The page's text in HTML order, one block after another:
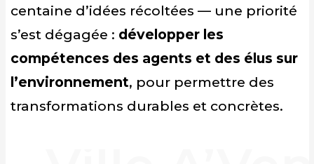
centaine d’idées récoltées — une priorité
s’est dégagée : développer les
compétences des agents et des élus sur
l’environnement, pour permettre des
transformations durables et concrètes.